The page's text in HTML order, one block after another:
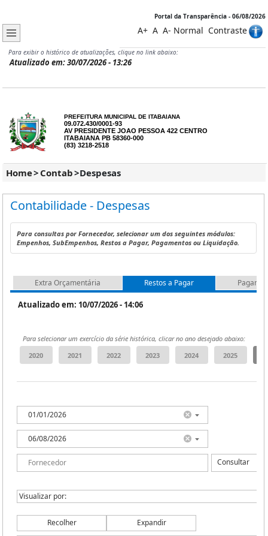
Portal da Transparência - 06/08/2026
A+ A A- Normal Contraste
Para exibir o histórico de atualizações, clique no link abaixo:
Atualizado em: 30/07/2026 - 13:26
PREFEITURA MUNICIPAL DE ITABAIANA
09.072.430/0001-93
AV PRESIDENTE JOAO PESSOA 422 CENTRO
ITABAIANA PB 58360-000
(83) 3218-2518
Home> Contab>Despesas
Contabilidade - Despesas
Para consultas por Fornecedor, selecionar um dos seguintes módulos:
Empenhos, SubEmpenhos, Restos a Pagar, Pagamentos ou Liquidação.
Extra Orçamentária Restos a Pagar
Atualizado em: 10/07/2026 - 14:06
Para selecionar um exercício da série histórica, clicar no ano desejado abaixo:
Consultar
Recolher Expandir